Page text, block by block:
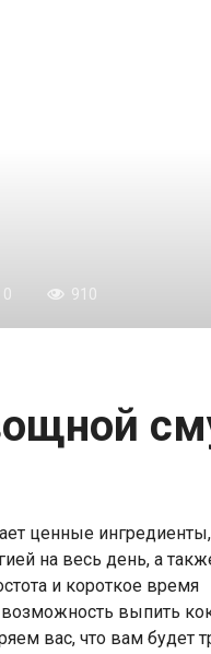
0 910
ценные
на весь день, а
и короткое время
выпить
вас, что вам будет